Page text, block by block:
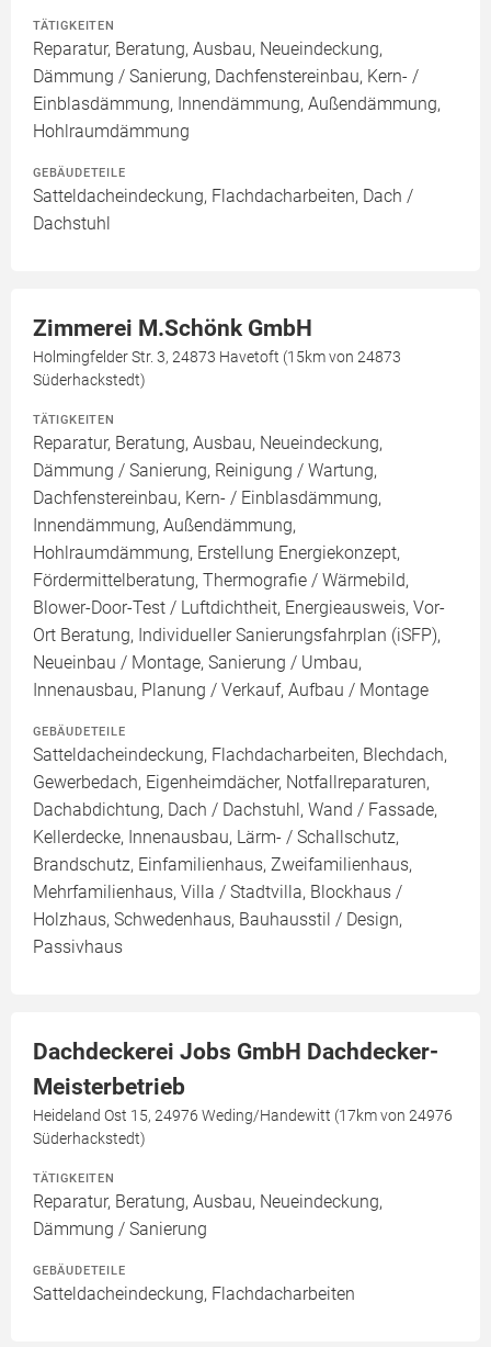
TÄTIGKEITEN
Reparatur, Beratung, Ausbau, Neueindeckung,
Dämmung / Sanierung, Dachfenstereinbau, Kern- /
Einblasdämmung, Innendämmung, Außendämmung,
Hohlraumdämmung
GEBÄUDETEILE
Satteldacheindeckung, Flachdacharbeiten, Dach /
Dachstuhl
Zimmerei M.Schönk GmbH
Holmingfelder Str. 3, 24873 Havetoft (15km von 24873
Süderhackstedt)
TÄTIGKEITEN
Reparatur, Beratung, Ausbau, Neueindeckung,
Dämmung / Sanierung, Reinigung / Wartung,
Dachfenstereinbau, Kern- / Einblasdämmung,
Innendämmung, Außendämmung,
Hohlraumdämmung, Erstellung Energiekonzept,
Fördermittelberatung, Thermografie / Wärmebild,
Blower-Door-Test / Luftdichtheit, Energieausweis, Vor-
Ort Beratung, Individueller Sanierungsfahrplan (iSFP),
Neueinbau / Montage, Sanierung / Umbau,
Innenausbau, Planung / Verkauf, Aufbau / Montage
GEBÄUDETEILE
Satteldacheindeckung, Flachdacharbeiten, Blechdach,
Gewerbedach, Eigenheimdächer, Notfallreparaturen,
Dachabdichtung, Dach / Dachstuhl, Wand / Fassade,
Kellerdecke, Innenausbau, Lärm- / Schallschutz,
Brandschutz, Einfamilienhaus, Zweifamilienhaus,
Mehrfamilienhaus, Villa / Stadtvilla, Blockhaus /
Holzhaus, Schwedenhaus, Bauhausstil / Design,
Passivhaus
Dachdeckerei Jobs GmbH Dachdecker-
Meisterbetrieb
Heideland Ost 15, 24976 Weding/Handewitt (17km von 24976
Süderhackstedt)
TÄTIGKEITEN
Reparatur, Beratung, Ausbau, Neueindeckung,
Dämmung / Sanierung
GEBÄUDETEILE
Satteldacheindeckung, Flachdacharbeiten